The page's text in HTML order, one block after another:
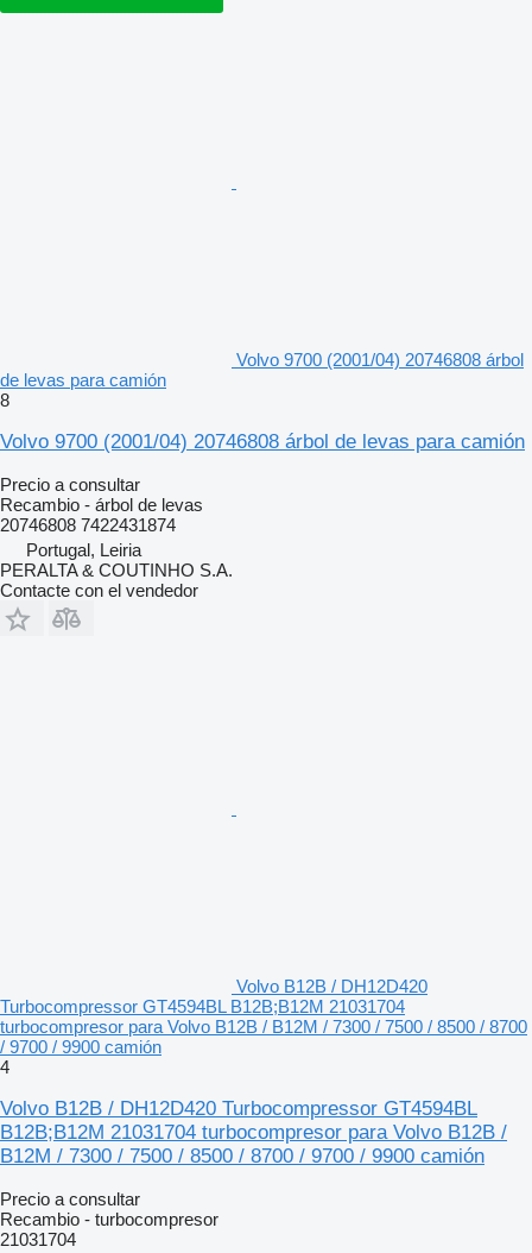
Volvo 9700 (2001/04) 20746808 árbol
de levas para camión
8
Volvo 9700 (2001/04) 20746808 árbol de levas para camión
Precio a consultar
Recambio - árbol de levas
20746808 7422431874
Portugal, Leiria
PERALTA & COUTINHO S.A.
Contacte con el vendedor
Volvo B12B / DH12D420
Turbocompressor GT4594BL B12B;B12M 21031704
turbocompresor para Volvo B12B / B12M / 7300 / 7500 / 8500 / 8700
/ 9700 / 9900 camión
4
Volvo B12B / DH12D420 Turbocompressor GT4594BL
B12B;B12M 21031704 turbocompresor para Volvo B12B /
B12M / 7300 / 7500 / 8500 / 8700 / 9700 / 9900 camión
Precio a consultar
Recambio - turbocompresor
21031704